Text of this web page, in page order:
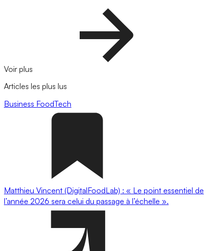
Voir plus
Articles les plus lus
Business FoodTech
Matthieu Vincent (DigitalFoodLab) : « Le point essentiel de
l’année 2026 sera celui du passage à l’échelle ».